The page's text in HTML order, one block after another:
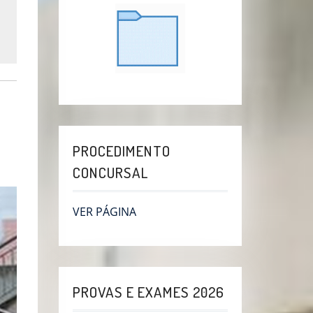
PROCEDIMENTO
CONCURSAL
VER PÁGINA
PROVAS E EXAMES 2026